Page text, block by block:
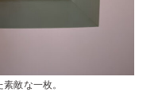
敵な一枚。